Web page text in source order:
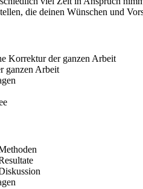
die deinen Wünschen und
Korrektur der ganzen Arbeit
ganzen Arbeit